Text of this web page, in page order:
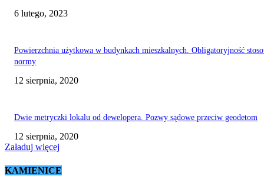
6 lutego, 2023
Powierzchnia użytkowa w budynkach mieszkalnych. Obligatoryjność
normy
12 sierpnia, 2020
Dwie metryczki lokalu od dewelopera. Pozwy sądowe przeciw geodetom
12 sierpnia, 2020
Załaduj więcej
KAMIENICE